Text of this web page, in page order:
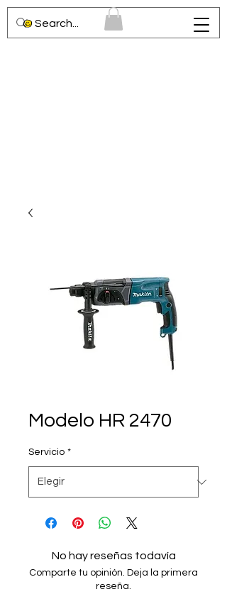
Modelo HR 2470
Servicio *
No hay reseñas todavía
Comparte tu opinión. Deja la primera
reseña.